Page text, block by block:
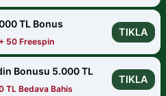
TL Bonus
+ 50 Freespin
TIKLA
Bonusu 5.000 TL
TL Bedava Bahis
TIKLA